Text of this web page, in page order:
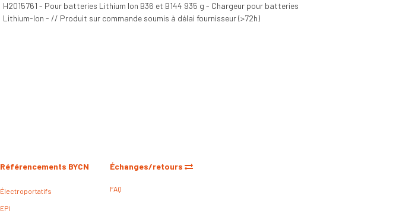
H2015761 - Pour batteries Lithium Ion B36 et B144 935 g - Chargeur pour batteries
Lithium-Ion - // Produit sur commande soumis à délai fournisseur (>72h)
Échanges/retours
FAQ
Référencements BYCN
Électroportatifs
EPI